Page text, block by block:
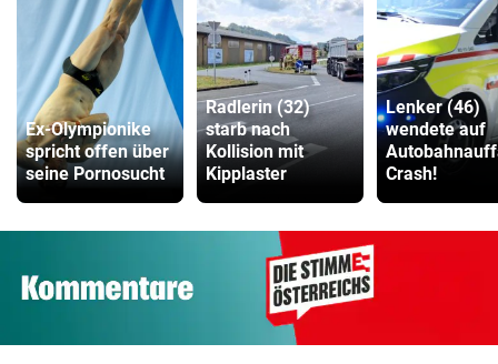
Ex-Olympionike
spricht offen über
seine Pornosucht
Radlerin (32)
starb nach
Kollision mit
Kipplaster
Lenker (46)
wendete auf
Crash!